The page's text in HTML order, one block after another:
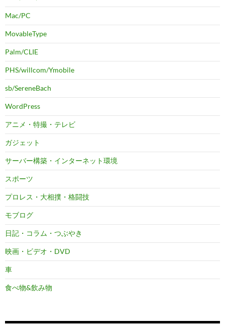
Mac/PC
MovableType
Palm/CLIE
PHS/willcom/Ymobile
sb/SereneBach
WordPress
アニメ・特撮・テレビ
ガジェット
サーバー構築・インターネット環境
スポーツ
プロレス・大相撲・格闘技
モブログ
日記・コラム・つぶやき
映画・ビデオ・DVD
車
食べ物&飲み物